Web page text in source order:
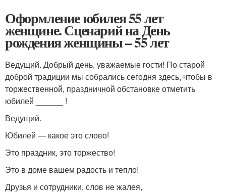
Оформление юбилея 55 лет
женщине. Сценарий на День
рождения женщины – 55 лет
Ведущий. Добрый день, уважаемые гости! По старой
доброй традиции мы собрались сегодня здесь, чтобы в
торжественной, праздничной обстановке отметить
юбилей ______ !
Ведущий.
Юбилей — какое это слово!
Это праздник, это торжество!
Это в доме вашем радость и тепло!
Друзья и сотрудники, слов не жалея,